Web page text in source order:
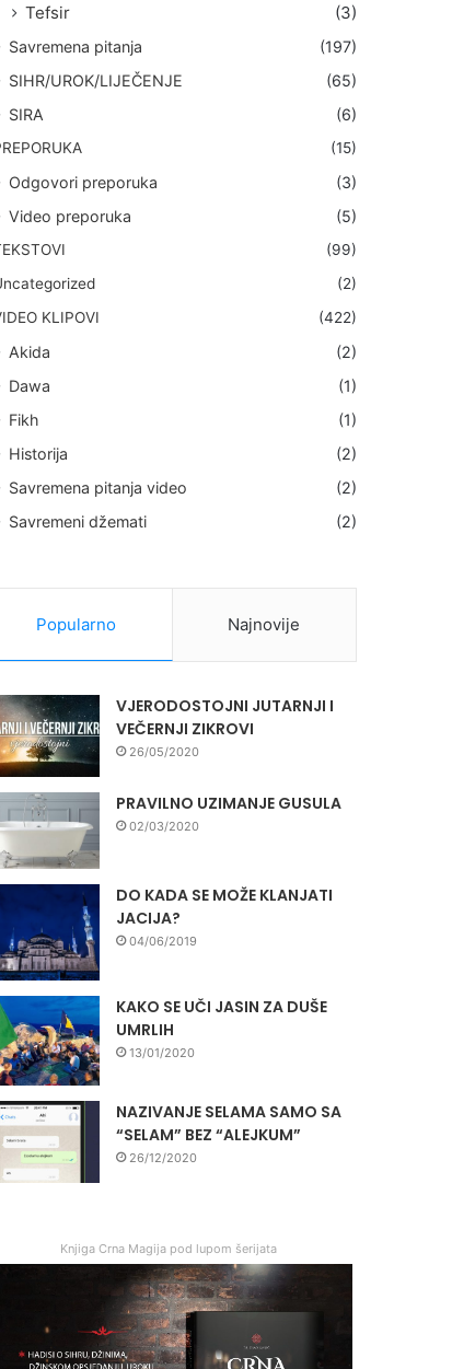
Tefsir
(3)
Savremena pitanja
(197)
SIHR/UROK/LIJEČENJE
(65)
SIRA
(6)
(15)
Odgovori preporuka
(3)
Video preporuka
(5)
(99)
(2)
KLIPOVI
(422)
Akida
(2)
Dawa
(1)
Fikh
(1)
Historija
(2)
Savremena pitanja video
(2)
Savremeni džemati
(2)
Popularno Najnovije
VJERODOSTOJNI JUTARNJI I
VEČERNJI ZIKROVI
26/05/2020
PRAVILNO UZIMANJE GUSULA
02/03/2020
DO KADA SE MOŽE KLANJATI
JACIJA?
04/06/2019
KAKO SE UČI JASIN ZA DUŠE
UMRLIH
13/01/2020
NAZIVANJE SELAMA SAMO SA
“SELAM” BEZ “ALEJKUM”
26/12/2020
Knjiga Crna Magija pod lupom šerijata